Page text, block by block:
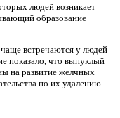
людей возникает
образование
встречаются у людей
показало, что выпуклый
на развитие желчных
по их удалению.